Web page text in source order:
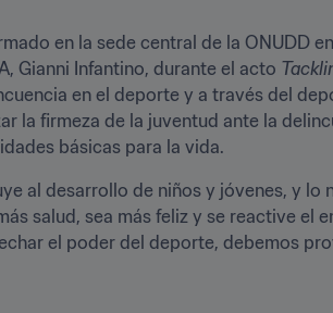
en la sede central de la ONUDD
Gianni Infantino, durante el acto
en el deporte y a través del
la firmeza de la juventud ante la
básicas para la vida.
al desarrollo de niños y jóvenes, y lo
salud, sea más feliz y se reactive
el poder del deporte, debemos